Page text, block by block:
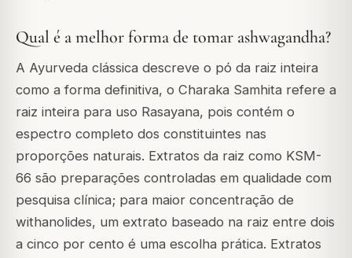
Qual é a melhor forma de tomar ashwagandha?
A Ayurveda clássica descreve o pó da raiz inteira
como a forma definitiva, o Charaka Samhita refere a
raiz inteira para uso Rasayana, pois contém o
espectro completo dos constituintes nas
proporções naturais. Extratos da raiz como KSM-
66 são preparações controladas em qualidade com
pesquisa clínica; para maior concentração de
withanolides, um extrato baseado na raiz entre dois
a cinco por cento é uma escolha prática. Extratos